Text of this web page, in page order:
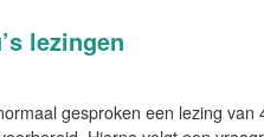
lezingen
gesproken een lezing